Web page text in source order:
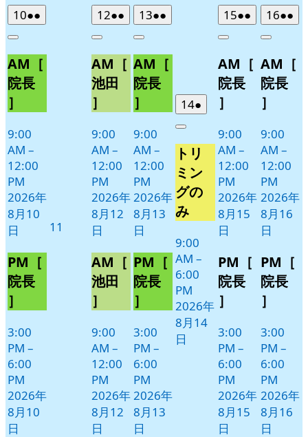
102026
年
月
10
日
●●
件
イ
ト)
Close
AM［
院長
］
9:00
AM –
12:00
PM
2026年
8月10
日
PM［
院長
］
3:00
PM –
6:00
PM
2026年
8月10
日
11
122026
年
月
12
日
●●
件
イ
ベ
ト)
Close
AM［
池田
］
9:00
AM –
12:00
PM
2026年
8月12
日
AM［
池田
］
9:00
AM –
12:00
PM
2026年
8月12
日
132026
年
月
13
日
●●
件
イ
ン
ト)
Close
AM［
院長
］
9:00
AM –
12:00
PM
2026年
8月13
日
PM［
院長
］
3:00
PM –
6:00
PM
2026年
8月13
日
142026
年
月
14
日
●
件
ベ
ン
ト)
Close
トリ
ミン
グの
み
9:00
AM –
6:00
PM
2026年
8月14
日
152026
年
月
15
日
●●
件
イ
ベ
ト)
Close
AM［
院長
］
9:00
AM –
12:00
PM
2026年
8月15
日
PM［
院長
］
3:00
PM –
6:00
PM
2026年
8月15
日
162026
年
月
16
日
●●
件
イ
Close
AM［
院長
］
9:00
AM –
12:00
PM
2026年
8月16
日
PM［
院長
］
3:00
PM –
6:00
PM
2026年
8月16
日